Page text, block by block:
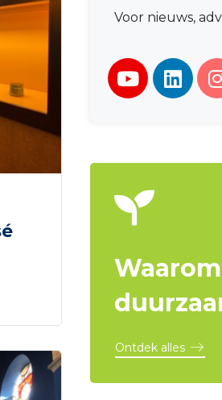
Voor nieuws,
Waarom
Ontdek alles